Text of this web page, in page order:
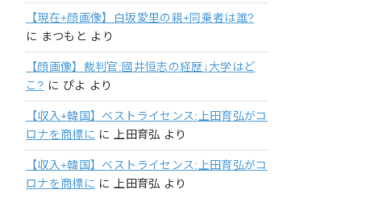
【現在+顔画像】白坂愛里の親+同乗者は誰?
に まつもと より
【顔画像】裁判官:國井恒志の経歴↓大学はど
こ? に ぴよ より
【収入+韓国】ベストライセンス:上田育弘がコ
ロナを商標に に上田育弘 より
【収入+韓国】ベストライセンス:上田育弘がコ
ロナを商標に に上田育弘 より